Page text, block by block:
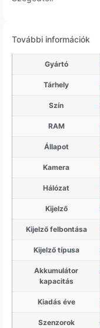
További információk
Gyártó
Tárhely
Szín
RAM
Állapot
Kamera
Hálózat
Kijelző
Kijelző felbontása
Kijelző típusa
Akkumulátor
kapacitás
Kiadás éve
Szenzorok